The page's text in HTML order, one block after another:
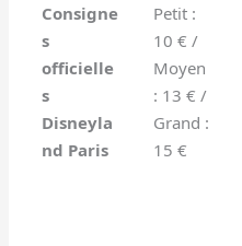
Consigne
s
officielle
s
Disneyla
nd Paris
Petit :
10 € /
Moyen
: 13 € /
Grand :
15 €